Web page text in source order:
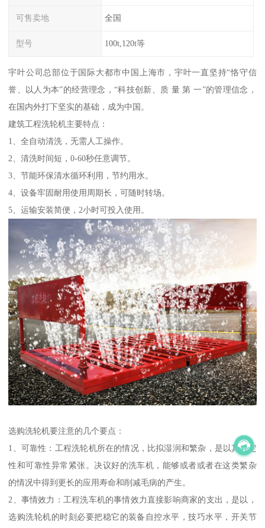
可售卖地 全国
型号 100t,120t等
宇叶公司总部位于国际大都市中国上海市，宇叶一直坚持“恪守信
誉、以人为本”的经营理念，“科技创新、质 量 第 一”的管理信念，
在国内外打下坚实的基础，成为中国。
建筑工程洗轮机主要特点：
1、全自动清洗，无需人工操作。
2、清洗时间短，0-60秒任意调节。
3、节能环保清水循环利用，节约用水。
4、设备牢固耐用使用周期长，可随时转场。
5、运输安装简便，2小时可投入使用。
选购洗轮机要注意的几个要点：
1、可靠性：工程洗轮机所在的情况，比拟湿润和繁杂，是以其稳定
性和可靠性异常紧张。决议好的洗车机，能够或者或者在这类繁杂
的情况中得到更长的应用寿命和削减毛病的产生。
2、事情效力：工程洗车机的事情效力直接影响商家的支出，是以，
选购洗轮机的时刻必要把稳它的装备自控水平，技巧水平，开关节